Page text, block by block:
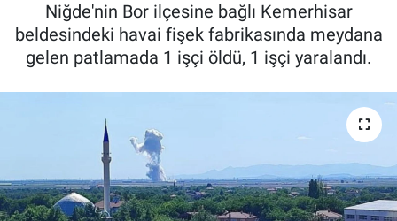
Niğde'nin Bor ilçesine bağlı Kemerhisar
beldesindeki havai fişek fabrikasında meydana
gelen patlamada 1 işçi öldü, 1 işçi yaralandı.